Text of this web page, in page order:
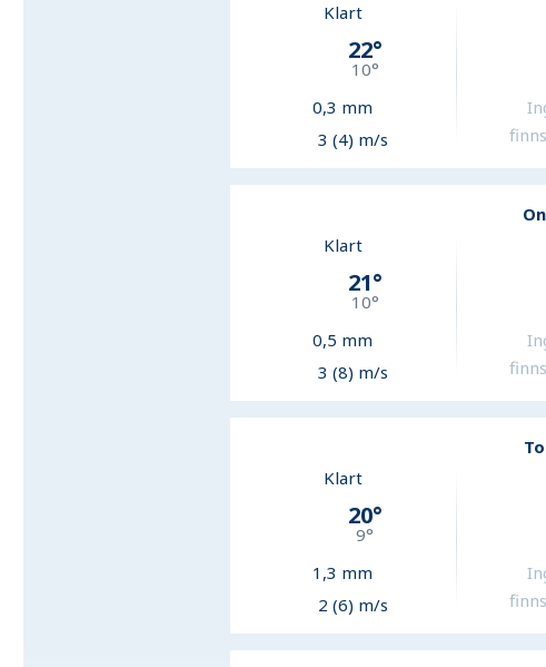
Klart
22°
10°
0,3 mm
3 (4) m/s
Klart
21°
10°
0,5 mm
3 (8) m/s
Klart
20°
9°
1,3 mm
2 (6) m/s